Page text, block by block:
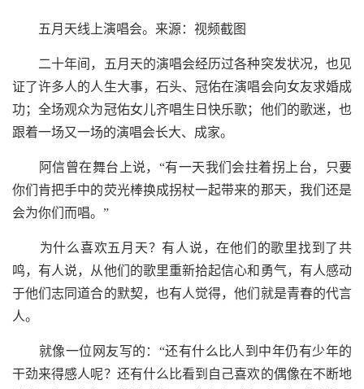
五月天线上演唱会。来源：视频截图
二十年间，五月天的演唱会经历过各种突发状况，也见
证了许多人的人生大事，石头、冠佑在演唱会向女友求婚成
功；全场观众为冠佑女儿齐唱生日快乐歌；他们的歌迷，也
跟着一场又一场的演唱会长大、成家。
阿信曾在舞台上说，“有一天我们会拄着拐上台，只要
你们肯把手中的荧光棒换成拐杖一起带来的那天，我们还是
会为你们而唱。”
为什么喜欢五月天？有人说，在他们的歌里找到了共
鸣，有人说，从他们的歌里重新拾起信心和勇气，有人感动
于他们志同道合的默契，也有人觉得，他们就是青春的代言
人。
就像一位网友写的：“还有什么比人到中年仍有少年的
干劲来得感人呢？还有什么比看到自己喜欢的偶像在不断地